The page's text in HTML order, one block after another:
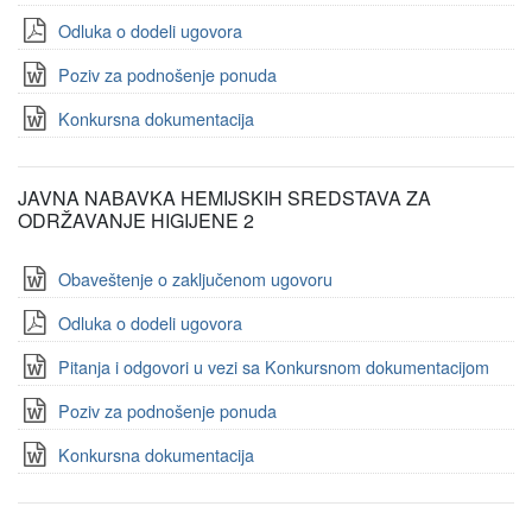
Odluka o dodeli ugovora
Poziv za podnošenje ponuda
Konkursna dokumentacija
JAVNA NABAVKA HEMIJSKIH SREDSTAVA ZA
ODRŽAVANJE HIGIJENE 2
Obaveštenje o zaključenom ugovoru
Odluka o dodeli ugovora
Pitanja i odgovori u vezi sa Konkursnom dokumentacijom
Poziv za podnošenje ponuda
Konkursna dokumentacija